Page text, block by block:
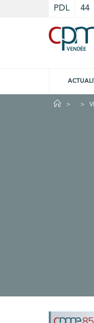
PDL 44
Cookies management